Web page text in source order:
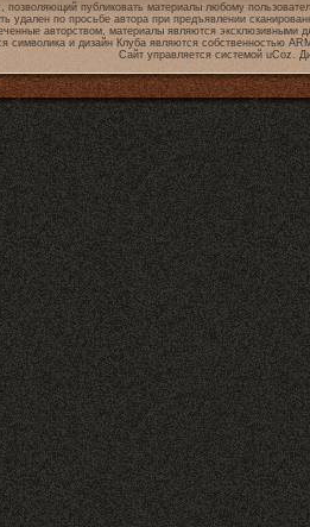
позволяющий публиковать материалы любому
удален по просьбе автора при предъявлении
авторством, материалы являются эксклюзивными
символика и дизайн Клуба являются собственностью
Сайт управляется системой uCoz.